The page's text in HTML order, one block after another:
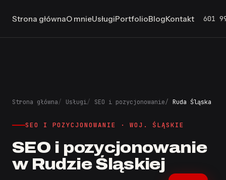
Strona głównaO mnieUsługiPortfolioBlogKontakt 601
Strona główna Usługi SEO i pozycjonowanie Ruda Śląska
SEO I POZYCJONOWANIE · WOJ. ŚLĄSKIE
SEO i pozycjonowanie
w Rudzie Śląskiej